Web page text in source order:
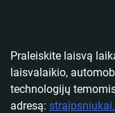
Praleiskite laisvą
laisvalaikio,
technologijų
adresą: